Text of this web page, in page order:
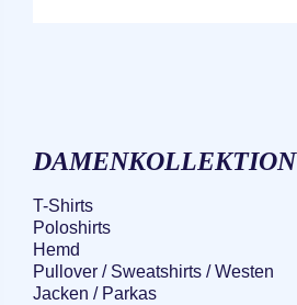
DAMENKOLLEKTION
T-Shirts
Poloshirts
Hemd
Pullover / Sweatshirts / Westen
Jacken / Parkas